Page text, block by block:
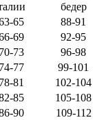
бедер
65
88-91
69
92-95
70-73
96-98
74-77
99-101
78-81
102-104
85
105-108
90
109-112